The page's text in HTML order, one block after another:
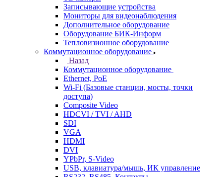
Записывающие устройства
Мониторы для видеонаблюдения
Дополнительное оборудование
Оборудование БИК-Информ
Тепловизионное оборудование
Коммутационное оборудование
Назад
Коммутационное оборудование
Ethernet, PoE
Wi-Fi (Базовые станции, мосты, точки
доступа)
Composite Video
HDCVI / TVI / AHD
SDI
VGA
HDMI
DVI
YPbPr, S-Video
USB, клавиатура/мышь, ИК управление